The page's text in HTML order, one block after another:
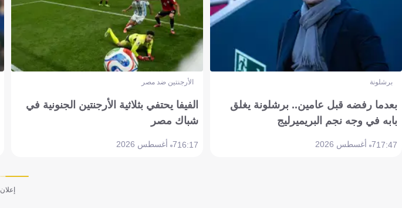
برشلونة
بعدما رفضه قبل عامين.. برشلونة يغلق
بابه في وجه نجم البريميرليج
17:477 أغسطس 2026
الأرجنتين ضد مصر
الفيفا يحتفي بثلاثية الأرجنتين الجنونية في
شباك مصر
16:177 أغسطس 2026
إعلان